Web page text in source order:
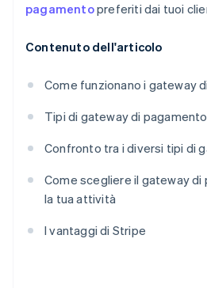
pagamentopreferiti dai tuoi
Contenuto dell'articolo
Come funzionano i gateway
Tipi di gateway di pagamento
Confronto tra i diversi tipi di
Come scegliere il gateway
la tua attività
I vantaggi di Stripe